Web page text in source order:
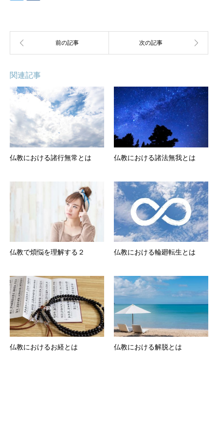
関連記事
仏教における諸行無常とは 仏教における諸法無我とは
仏教で煩悩を理解する２ 仏教における輪廻転生とは
仏教におけるお経とは 仏教における解脱とは